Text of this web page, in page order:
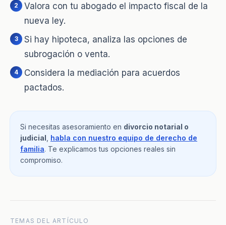
Valora con tu abogado el impacto fiscal de la
nueva ley.
Si hay hipoteca, analiza las opciones de
subrogación o venta.
Considera la mediación para acuerdos
pactados.
Si necesitas asesoramiento en divorcio notarial o
judicial habla con nuestro equipo de derecho de
familia. Te explicamos tus opciones reales sin
compromiso.
TEMAS DEL ARTÍCULO